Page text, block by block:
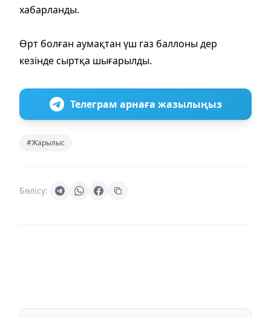
хабарланды.
Өрт болған аумақтан үш газ баллоны дер
кезінде сыртқа шығарылды.
Телеграм арнаға жазылыңыз
#Жарылыс
Бөлісу: